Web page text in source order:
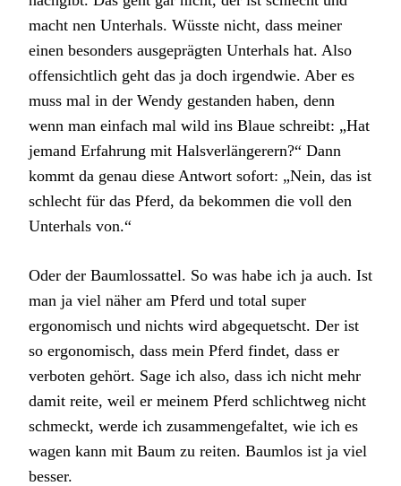
macht nen Unterhals. Wüsste nicht, dass meiner
einen besonders ausgeprägten Unterhals hat. Also
offensichtlich geht das ja doch irgendwie. Aber es
muss mal in der Wendy gestanden haben, denn
wenn man einfach mal wild ins Blaue schreibt: „Hat
jemand Erfahrung mit Halsverlängerern?“ Dann
kommt da genau diese Antwort sofort: „Nein, das ist
schlecht für das Pferd, da bekommen die voll den
Unterhals von.“
Oder der Baumlossattel. So was habe ich ja auch. Ist
man ja viel näher am Pferd und total super
ergonomisch und nichts wird abgequetscht. Der ist
so ergonomisch, dass mein Pferd findet, dass er
verboten gehört. Sage ich also, dass ich nicht mehr
damit reite, weil er meinem Pferd schlichtweg nicht
schmeckt, werde ich zusammengefaltet, wie ich es
wagen kann mit Baum zu reiten. Baumlos ist ja viel
besser.